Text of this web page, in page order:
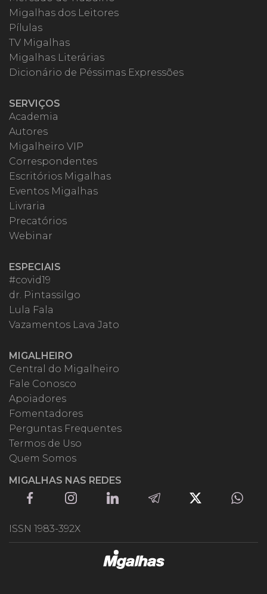
Migalhas dos Leitores
Pílulas
TV Migalhas
Migalhas Literárias
Dicionário de Péssimas Expressões
SERVIÇOS
Academia
Autores
Migalheiro VIP
Correspondentes
Escritórios Migalhas
Eventos Migalhas
Livraria
Precatórios
Webinar
ESPECIAIS
#covid19
dr. Pintassilgo
Lula Fala
Vazamentos Lava Jato
MIGALHEIRO
Central do Migalheiro
Fale Conosco
Apoiadores
Fomentadores
Perguntas Frequentes
Termos de Uso
Quem Somos
MIGALHAS NAS REDES
ISSN 1983-392X